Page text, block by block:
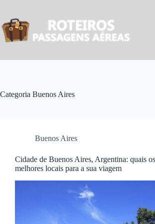
conteúdo
Categoria Buenos Aires
Buenos Aires
Cidade de Buenos Aires, Argentina: quais os
melhores locais para a sua viagem